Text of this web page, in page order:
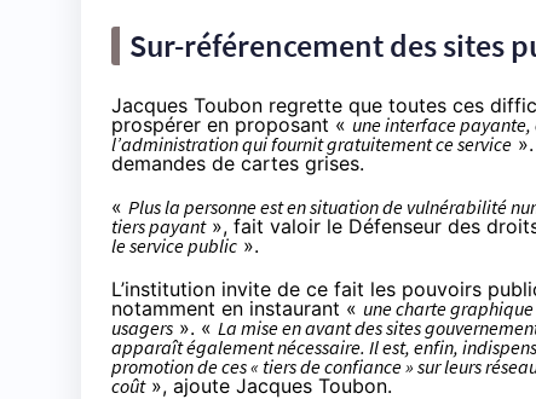
Sur-référencement des sites
Jacques Toubon regrette que toutes ces
prospérer en proposant « une interface
l’administration qui fournit gratuitement ce service
demandes de cartes grises.
« Plus la personne est en situation de vulnérabilité
tiers payant», fait valoir le Défenseur des
le service public ».
L’institution invite de ce fait les pouvoirs
notamment en instaurant « une charte
usagers ». « La mise en avant des sites
apparaît également nécessaire. Il est, enfin,
promotion de ces « tiers de confiance » sur leurs
coût», ajoute Jacques Toubon.